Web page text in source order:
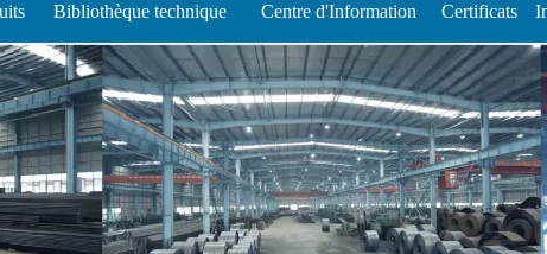
Bibliothèque technique Centre d'Information Certificats